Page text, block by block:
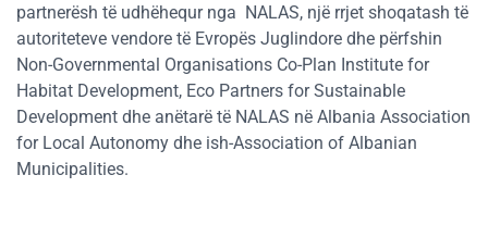
partnerësh të udhëhequr nga NALAS, një rrjet shoqatash të
autoriteteve vendore të Evropës Juglindore dhe përfshin
Non-Governmental Organisations Co-Plan Institute for
Habitat Development, Eco Partners for Sustainable
Development dhe anëtarë të NALAS në Albania Association
for Local Autonomy dhe ish-Association of Albanian
Municipalities.